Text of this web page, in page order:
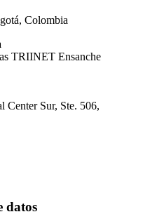
Colombia
TRIINET Ensanche
Center Sur, Ste. 506,
datos